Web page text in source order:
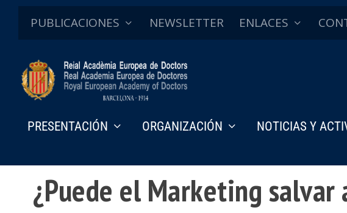
PUBLICACIONES NEWSLETTER ENLACES
PRESENTACIÓN ORGANIZACIÓN NOTICIAS Y
Discursos de ingreso
¿Puede el Marketing